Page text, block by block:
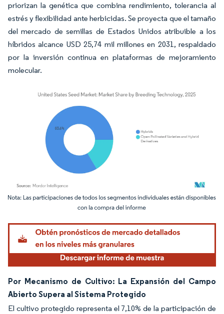
priorizan la genética que combina rendimiento, tolerancia al
estrés y flexibilidad ante herbicidas. Se proyecta que el tamaño
del mercado de semillas de Estados Unidos atribuible a los
híbridos alcance USD 25,74 mil millones en 2031, respaldado
por la inversión continua en plataformas de mejoramiento
molecular.
Imagen © Mordor Intelligence. El uso requiere atribución según CC BY 4.0.
Por Mecanismo de Cultivo: La Expansión del Campo
Abierto Supera al Sistema Protegido
El cultivo protegido representa el 7,10% de la participación de